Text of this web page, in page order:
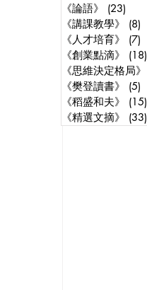
《論語》
(23)
《講課教學》
(8)
《人才培育》
(7)
《創業點滴》
(18)
《思維決定格局》
《樊登讀書》
(5)
《稻盛和夫》
(15)
《精選文摘》
(33)